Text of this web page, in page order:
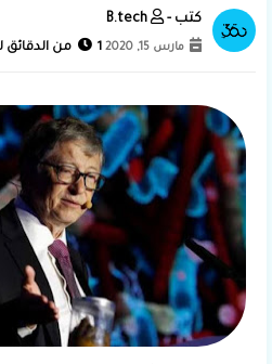
مارس 15, 2020 1 من الدقائق للقراءة